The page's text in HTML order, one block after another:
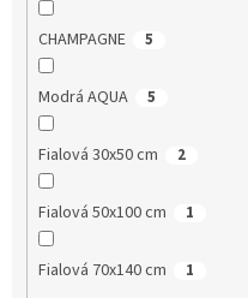
CHAMPAGNE 5
Modrá AQUA 5
Fialová 30x50 cm 2
Fialová 50x100 cm 1
Fialová 70x140 cm 1